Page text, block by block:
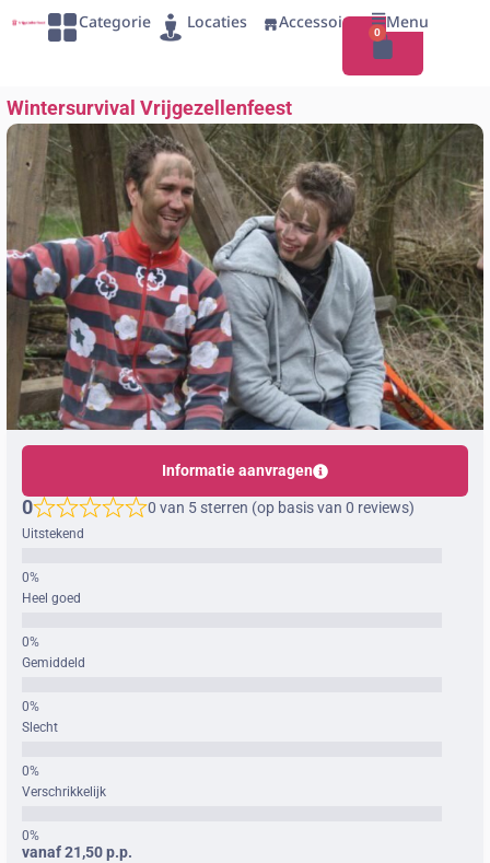
Categorie Locaties Accessoires
0
Menu
Wintersurvival Vrijgezellenfeest
Informatie aanvragen
0 0 van 5 sterren (op basis van 0 reviews)
Uitstekend
Heel goed
Gemiddeld
Slecht
Verschrikkelijk
vanaf 21,50 p.p.